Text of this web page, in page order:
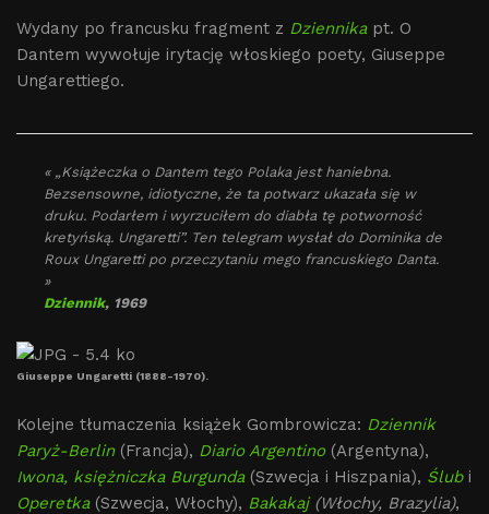
Wydany po francusku fragment z Dziennikapt. O
Dantem wywołuje irytację włoskiego poety, Giuseppe
Ungarettiego.
« „Książeczka o Dantem tego Polaka jest haniebna.
Bezsensowne, idiotyczne, że ta potwarz ukazała się w
druku. Podarłem i wyrzuciłem do diabła tę potworność
kretyńską. Ungaretti”. Ten telegram wysłał do Dominika de
Roux Ungaretti po przeczytaniu mego francuskiego Danta.
»
Dziennik, 1969
Giuseppe Ungaretti (1888-1970).
Kolejne tłumaczenia książek Gombrowicza: Dziennik
Paryż-Berlin(Francja), Diario Argentino(Argentyna),
Iwona, księżniczka Burgunda(Szwecja i Hiszpania), Ślubi
Operetka(Szwecja, Włochy), Bakakaj (Włochy, Brazylia),